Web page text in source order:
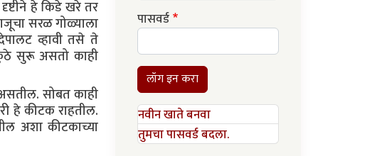
हे किडे खरे तर
सरळ गोळ्याला
व्हावी तसे ते
सुरू असतो काही
सोबत काही
हे कीटक राहतील.
अशा कीटकाच्या
पासवर्ड
लॉग इन करा
नवीन खाते बनवा
तुमचा पासवर्ड बदला.